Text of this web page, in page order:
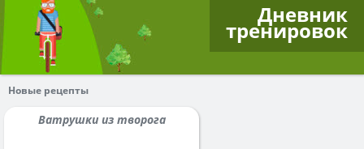
Дневник
тренировок
Новые рецепты
Ватрушки из творога